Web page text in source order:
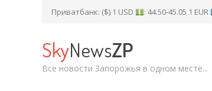
Приватбанк: ($) 1 USD : 44.50-45.05 1 EUR
SkyNewsZP
Все новости Запорожья в одном месте...